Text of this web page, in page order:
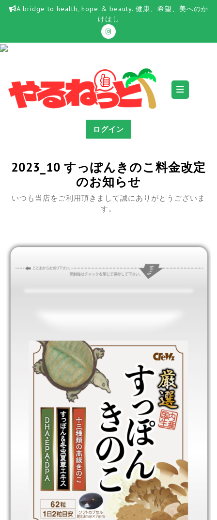
Skip A bridge to health, hope & beauty. 健康、希望、美へのか
けはし
ログイン
2023_10 すっぽんきのこ料金改定
のお知らせ
いつも当店をご利用頂きまして誠にありがとうございま
す。